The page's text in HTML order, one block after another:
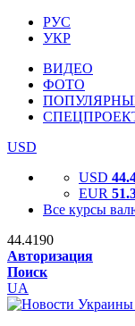
РУС
УКР
ВИДЕО
ФОТО
USD
USD
EUR
Все курсы
44.4190
Авторизация
Поиск
UA